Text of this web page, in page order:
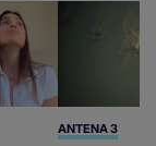
ANTENA 3